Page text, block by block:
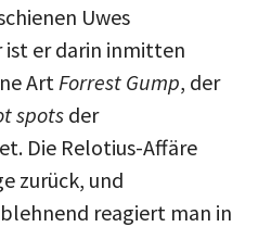
Uwes
ist er darin inmitten
ArtForrest Gump, der
spots der
Die Relotius-Affäre
zurück, und
reagiert man in